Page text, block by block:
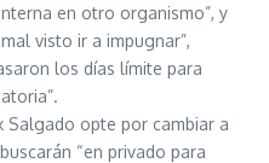
en otro organismo”, y
visto ir a impugnar”,
los días límite para
Salgado opte por cambiar a
“en privado para